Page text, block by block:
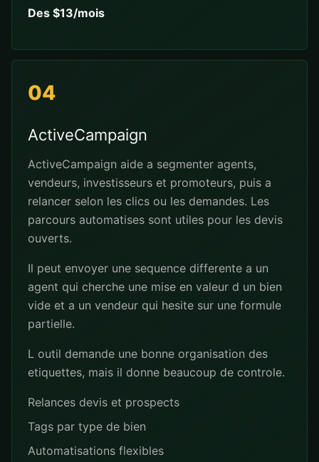
Des $13/mois
04
ActiveCampaign
ActiveCampaign aide a segmenter agents,
vendeurs, investisseurs et promoteurs, puis a
relancer selon les clics ou les demandes. Les
parcours automatises sont utiles pour les devis
ouverts.
Il peut envoyer une sequence differente a un
agent qui cherche une mise en valeur d un bien
vide et a un vendeur qui hesite sur une formule
partielle.
L outil demande une bonne organisation des
etiquettes, mais il donne beaucoup de controle.
Relances devis et prospects
Tags par type de bien
Automatisations flexibles